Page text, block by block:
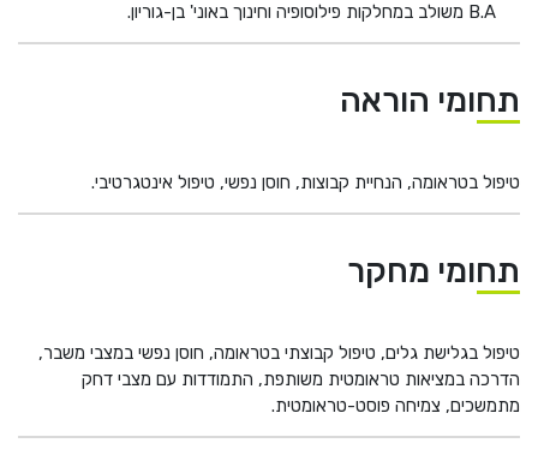
B.A משולב במחלקות פילוסופיה וחינוך באוני' בן-גוריון.
תחומי הוראה
טיפול בטראומה, הנחיית קבוצות, חוסן נפשי, טיפול אינטגרטיבי.
תחומי מחקר
טיפול בגלישת גלים, טיפול קבוצתי בטראומה, חוסן נפשי במצבי משבר,
הדרכה במציאות טראומטית משותפת, התמודדות עם מצבי דחק
מתמשכים, צמיחה פוסט-טראומטית.